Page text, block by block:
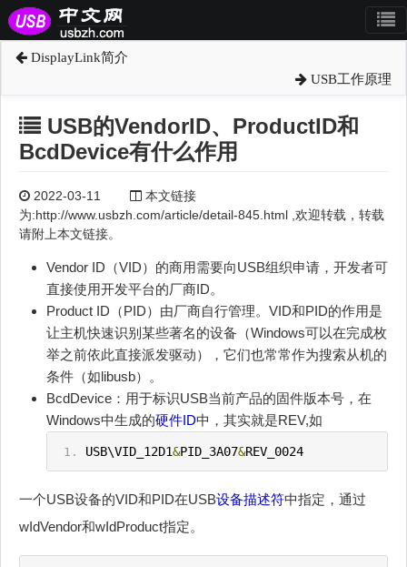
DisplayLink简介
USB工作原理
USB的VendorID、ProductID和
BcdDevice有什么作用
2022-03-11
本文链接
为:http://www.usbzh.com/article/detail-845.html ,欢迎转载，转载
请附上本文链接。
Vendor ID（VID）的商用需要向USB组织申请，开发者可
直接使用开发平台的厂商ID。
Product ID（PID）由厂商自行管理。VID和PID的作用是
让主机快速识别某些著名的设备（Windows可以在完成枚
举之前依此直接派发驱动），它们也常常作为搜索从机的
条件（如libusb）。
BcdDevice：用于标识USB当前产品的固件版本号，在
Windows中生成的硬件ID中，其实就是REV,如
USB\VID_12D1&PID_3A07&REV_0024
一个USB设备的VID和PID在USB设备描述符中指定，通过
wIdVendor和wIdProduct指定。